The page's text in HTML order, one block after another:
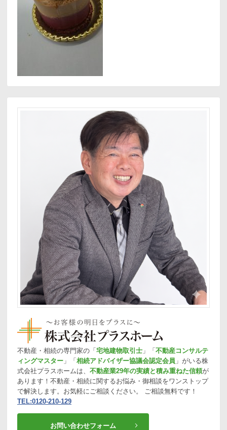
不動産・相続の専門家の「宅地建物取引士 」「不動産コンサルテ
ィングマスター 」「相続アドバイザー協議会認定会員 」がいる株
式会社プラスホームは、 不動産業29年の実績と積み重ねた信頼が
あります！不動産・相続に関するお悩み・御相談をワンストップ
で解決します。お気軽にご相談ください。 ご相談無料です！
TEL:0120-210-129
お問い合わせフォーム